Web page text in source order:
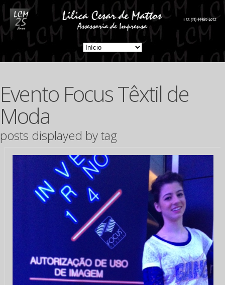
Evento Focus Têxtil de
Moda
posts displayed by tag